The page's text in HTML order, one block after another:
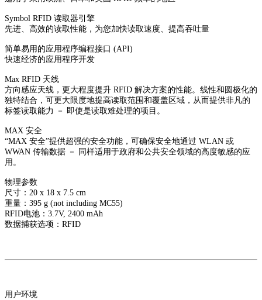
Symbol RFID 读取器引擎
先进、高效的读取性能，为您加快读取速度、提高吞吐量
简单易用的应用程序编程接口 (API)
快速经济的应用程序开发
Max RFID 天线
方向感应天线，更大程度提升 RFID 解决方案的性能。线性和圆极化的
独特结合，可更大限度地提高读取范围和覆盖区域，从而提供非凡的
标签读取能力 － 即使是读取难处理的项目。
MAX 安全
“MAX 安全”提供超强的安全功能，可确保安全地通过 WLAN 或
WWAN 传输数据 － 同样适用于政府和公共安全领域的高度敏感的应
用。
物理参数
尺寸：20 x 18 x 7.5 cm
重量：395 g (not including MC55)
RFID电池：3.7V, 2400 mAh
数据捕获选项：RFID
用户环境